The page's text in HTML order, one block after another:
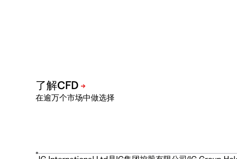
在逾万个市场中做选择
*